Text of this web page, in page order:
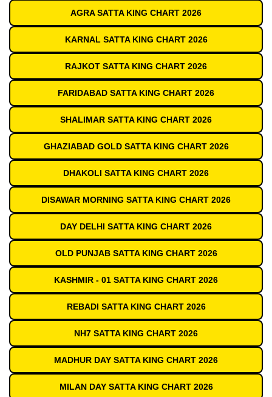
AGRA SATTA KING CHART 2026
KARNAL SATTA KING CHART 2026
RAJKOT SATTA KING CHART 2026
FARIDABAD SATTA KING CHART 2026
SHALIMAR SATTA KING CHART 2026
GHAZIABAD GOLD SATTA KING CHART 2026
DHAKOLI SATTA KING CHART 2026
DISAWAR MORNING SATTA KING CHART 2026
DAY DELHI SATTA KING CHART 2026
OLD PUNJAB SATTA KING CHART 2026
KASHMIR - 01 SATTA KING CHART 2026
REBADI SATTA KING CHART 2026
NH7 SATTA KING CHART 2026
MADHUR DAY SATTA KING CHART 2026
MILAN DAY SATTA KING CHART 2026